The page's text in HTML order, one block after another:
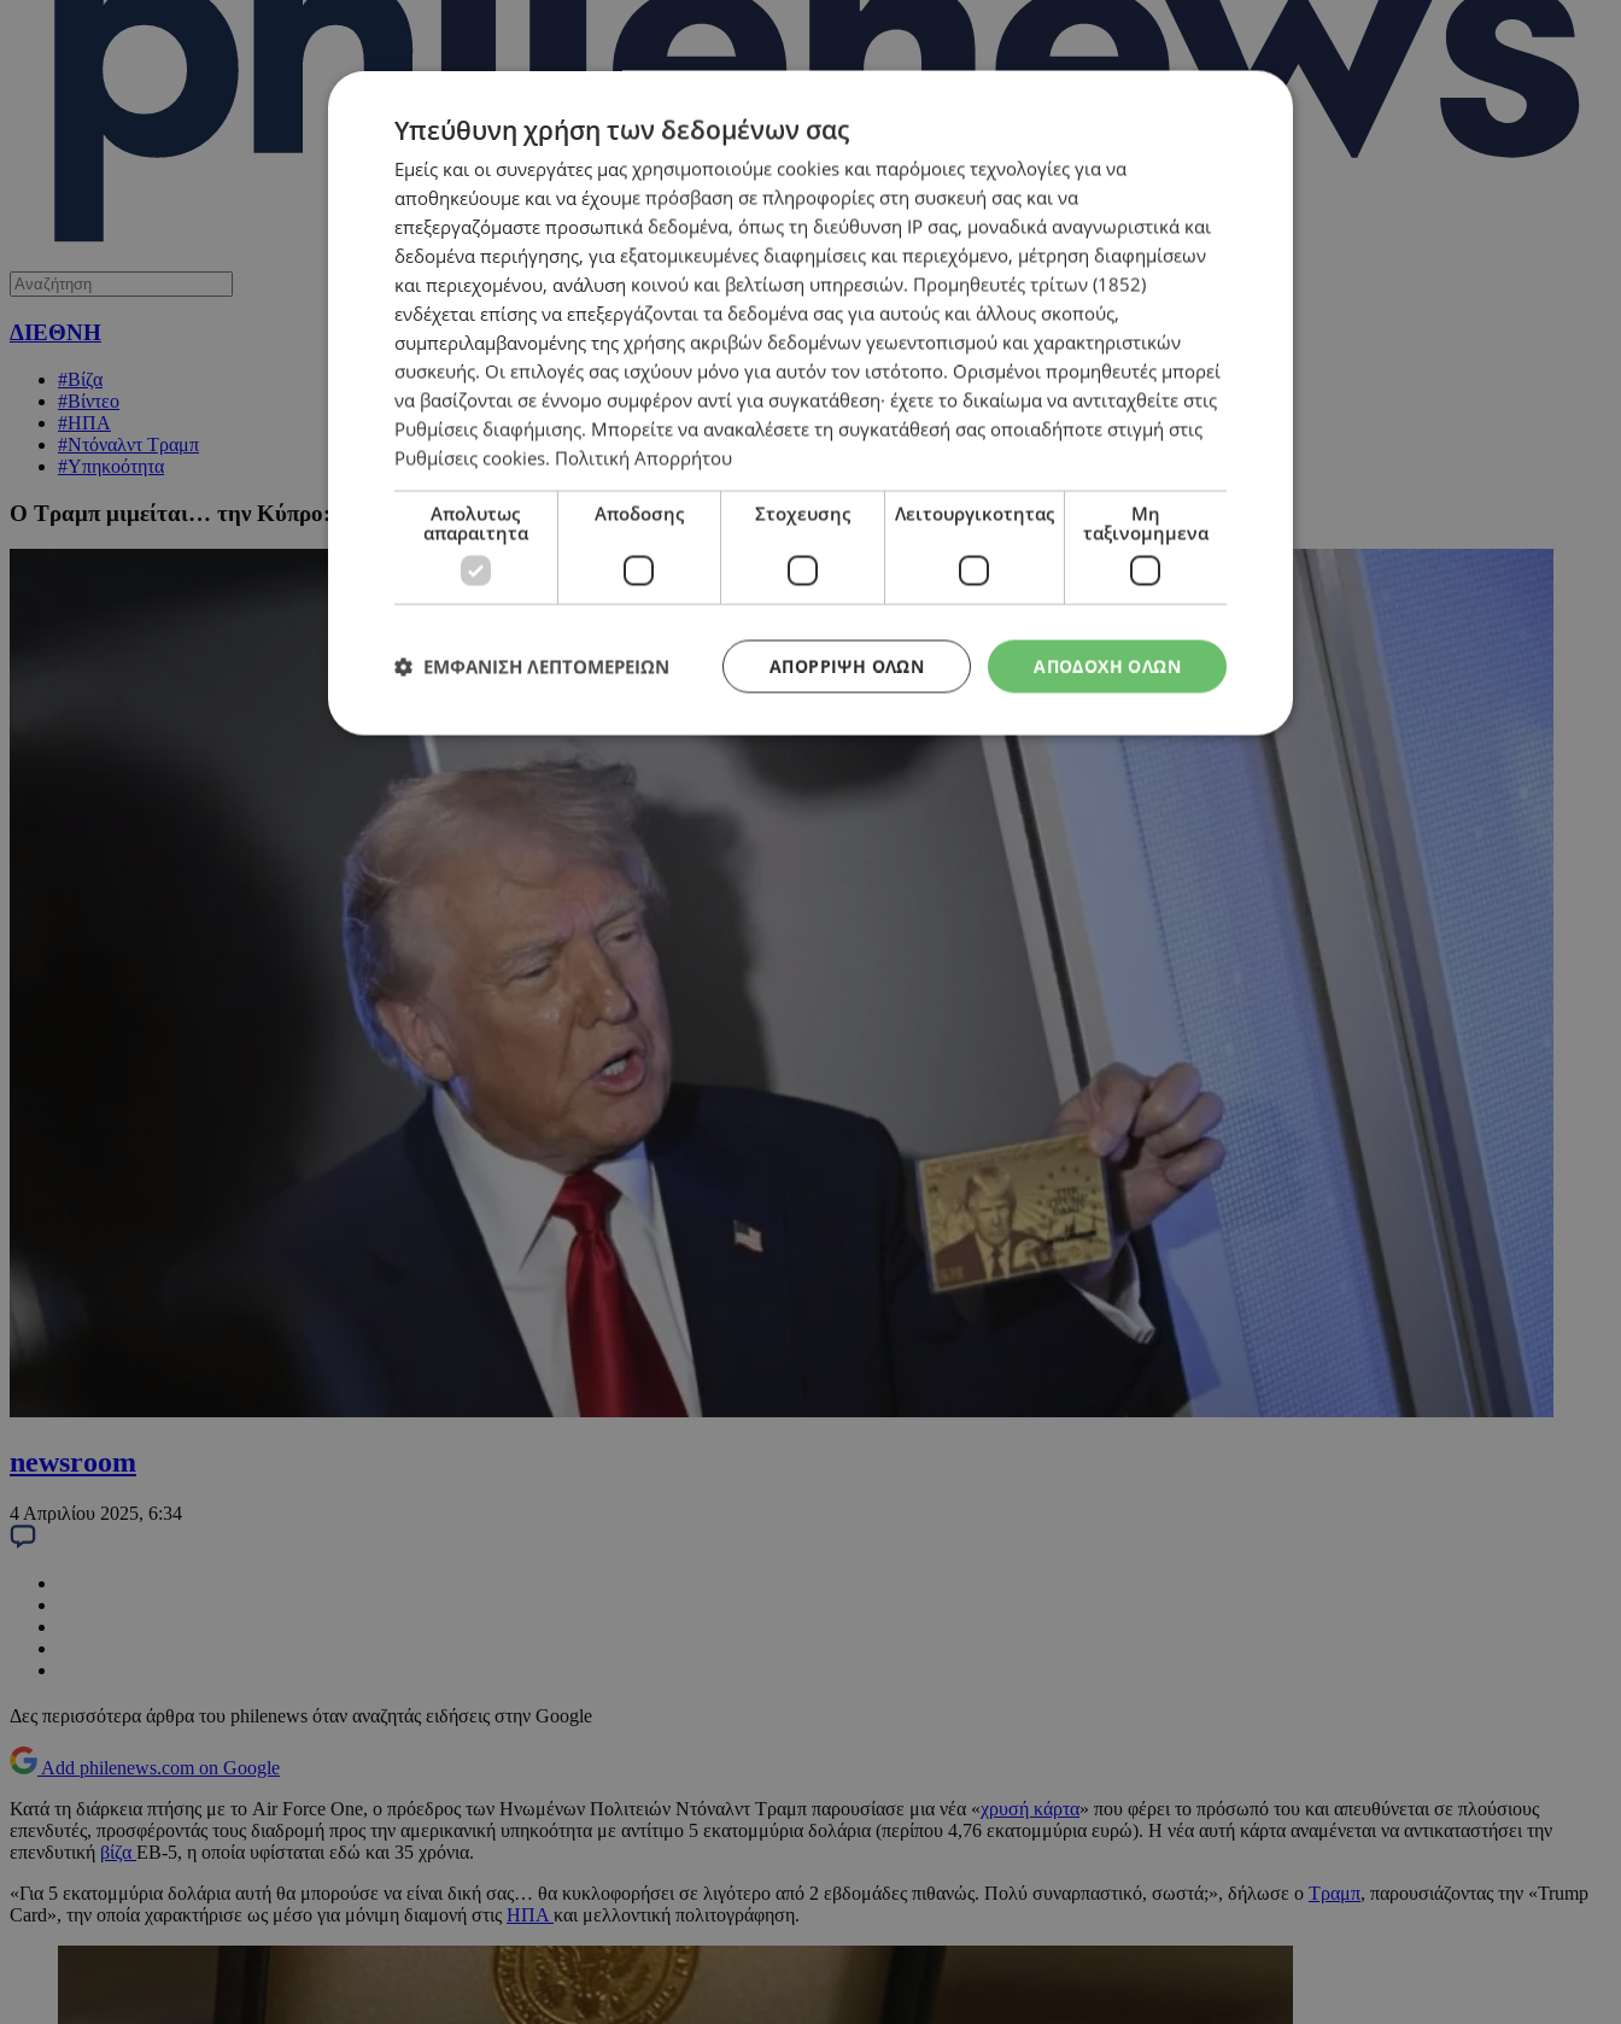
ΔΙΕΘΝΗ
#Βίζα
#Βίντεο
#ΗΠΑ
#Ντόναλντ Τραμπ
#Υπηκοότητα
Ο Τραμπ μιμείται… την Κύπρο: Πλάσαρε τη «χρυσή βίζα» αξίας 5 εκατ. δολαρίων
newsroom
4 Απριλίου 2025, 6:34
Δες περισσότερα άρθρα του philenews όταν αναζητάς ειδήσεις στην Google
Add philenews.com on Google
Κατά τη διάρκεια πτήσης με το Air Force One, ο πρόεδρος των Ηνωμένων Πολιτειών Ντόναλντ Τραμπ παρουσίασε μια νέα «χρυσή κάρτα» που φέρει το πρόσωπό του και απευθύνεται σε πλούσιους
επενδυτές, προσφέροντάς τους διαδρομή προς την αμερικανική υπηκοότητα με αντίτιμο 5 εκατομμύρια δολάρια (περίπου 4,76 εκατομμύρια ευρώ). Η νέα αυτή κάρτα αναμένεται να αντικαταστήσει την
επενδυτική βίζα EB-5, η οποία υφίσταται εδώ και 35 χρόνια.
«Για 5 εκατομμύρια δολάρια αυτή θα μπορούσε να είναι δική σας… θα κυκλοφορήσει σε λιγότερο από 2 εβδομάδες πιθανώς. Πολύ συναρπαστικό, σωστά;», δήλωσε ο Τραμπ, παρουσιάζοντας την «Trump
Card», την οποία χαρακτήρισε ως μέσο για μόνιμη διαμονή στις ΗΠΑ και μελλοντική πολιτογράφηση.
Υπεύθυνη χρήση των δεδομένων σας
Εμείς και οι συνεργάτες μας χρησιμοποιούμε cookies και παρόμοιες τεχνολογίες για να
αποθηκεύουμε και να έχουμε πρόσβαση σε πληροφορίες στη συσκευή σας και να
επεξεργαζόμαστε προσωπικά δεδομένα, όπως τη διεύθυνση IP σας, μοναδικά αναγνωριστικά και
δεδομένα περιήγησης, για εξατομικευμένες διαφημίσεις και περιεχόμενο, μέτρηση διαφημίσεων
και περιεχομένου, ανάλυση κοινού και βελτίωση υπηρεσιών. Προμηθευτές τρίτων (1852)
ενδέχεται επίσης να επεξεργάζονται τα δεδομένα σας για αυτούς και άλλους σκοπούς,
συμπεριλαμβανομένης της χρήσης ακριβών δεδομένων γεωεντοπισμού και χαρακτηριστικών
συσκευής. Οι επιλογές σας ισχύουν μόνο για αυτόν τον ιστότοπο. Ορισμένοι προμηθευτές μπορεί
να βασίζονται σε έννομο συμφέρον αντί για συγκατάθεση· έχετε το δικαίωμα να αντιταχθείτε στις
Ρυθμίσεις διαφήμισης. Μπορείτε να ανακαλέσετε τη συγκατάθεσή σας οποιαδήποτε στιγμή στις
Ρυθμίσεις cookies. Πολιτική Απορρήτου
Απολυτως
απαραιτητα
Αποδοσης Στοχευσης Λειτουργικοτητας
Μη
ταξινομημενα
ΑΠΟΔΟΧΗ ΟΛΩΝ
ΑΠΌΡΡΙΨΗ ΌΛΩΝ
ΕΜΦΑΝΙΣΗ ΛΕΠΤΟΜΕΡΕΙΩΝ